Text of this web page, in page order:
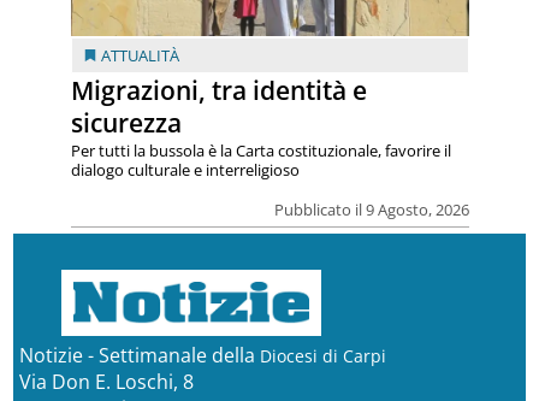
ATTUALITÀ
Migrazioni, tra identità e
sicurezza
Pubblicato il 9 Agosto, 2026
Per tutti la bussola è la Carta costituzionale, favorire il
dialogo culturale e interreligioso
Notizie - Settimanale della Diocesi di Carpi
Via Don E. Loschi, 8